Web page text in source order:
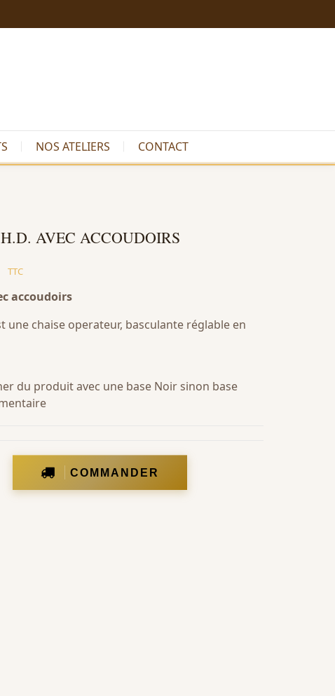
NOS ATELIERS CONTACT
AVEC ACCOUDOIRS
TTC
accoudoirs
une chaise operateur, basculante réglable en
du produit avec une base Noir sinon base
COMMANDER